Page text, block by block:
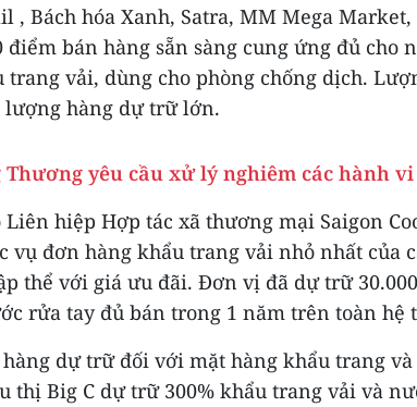
, Bách hóa Xanh, Satra, MM Mega
điểm bán hàng sẵn sàng cung ứng đủ cho
trang vải, dùng cho phòng chống dịch.
lượng hàng dự trữ lớn.
Thương yêu cầu xử lý nghiêm các hành
Liên hiệp Hợp tác xã thương mại Saigon
vụ đơn hàng khẩu trang vải nhỏ nhất của
thể với giá ưu đãi. Đơn vị đã dự trữ
rửa tay đủ bán trong 1 năm trên toàn hệ
dự trữ đối với mặt hàng khẩu trang
thị Big C dự trữ 300% khẩu trang vải và